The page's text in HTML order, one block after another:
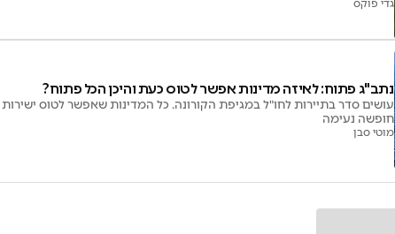
גדי פוקס
נתב"ג פתוח: לאיזה מדינות אפשר לטוס כעת והיכן הכל פתוח?
עושים סדר בתיירות לחו"ל במגיפת הקורונה. כל המדינות שאפשר לטוס
חופשה נעימה
מוטי סבן